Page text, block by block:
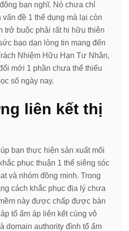
bạn nghĩ. Nó chưa chỉ
đề 1 thể dụng mà lại còn
trở buộc phải rất hi hữu thiên
bạo dạn lòng tin mang đến
Nhiệm Hữu Hạn Tư Nhân,
mới 1 phần chưa thể thiếu
số ngày nay.
liên kết thị
bạn thực hiện sản xuất mối
phục thuận 1 thể siêng sóc
và nhóm đồng minh. Trong
cách khắc phục địa lý chưa
này được chấp được bàn
tổ ấm áp liên kết cùng vô
domain authority đình tổ ấm